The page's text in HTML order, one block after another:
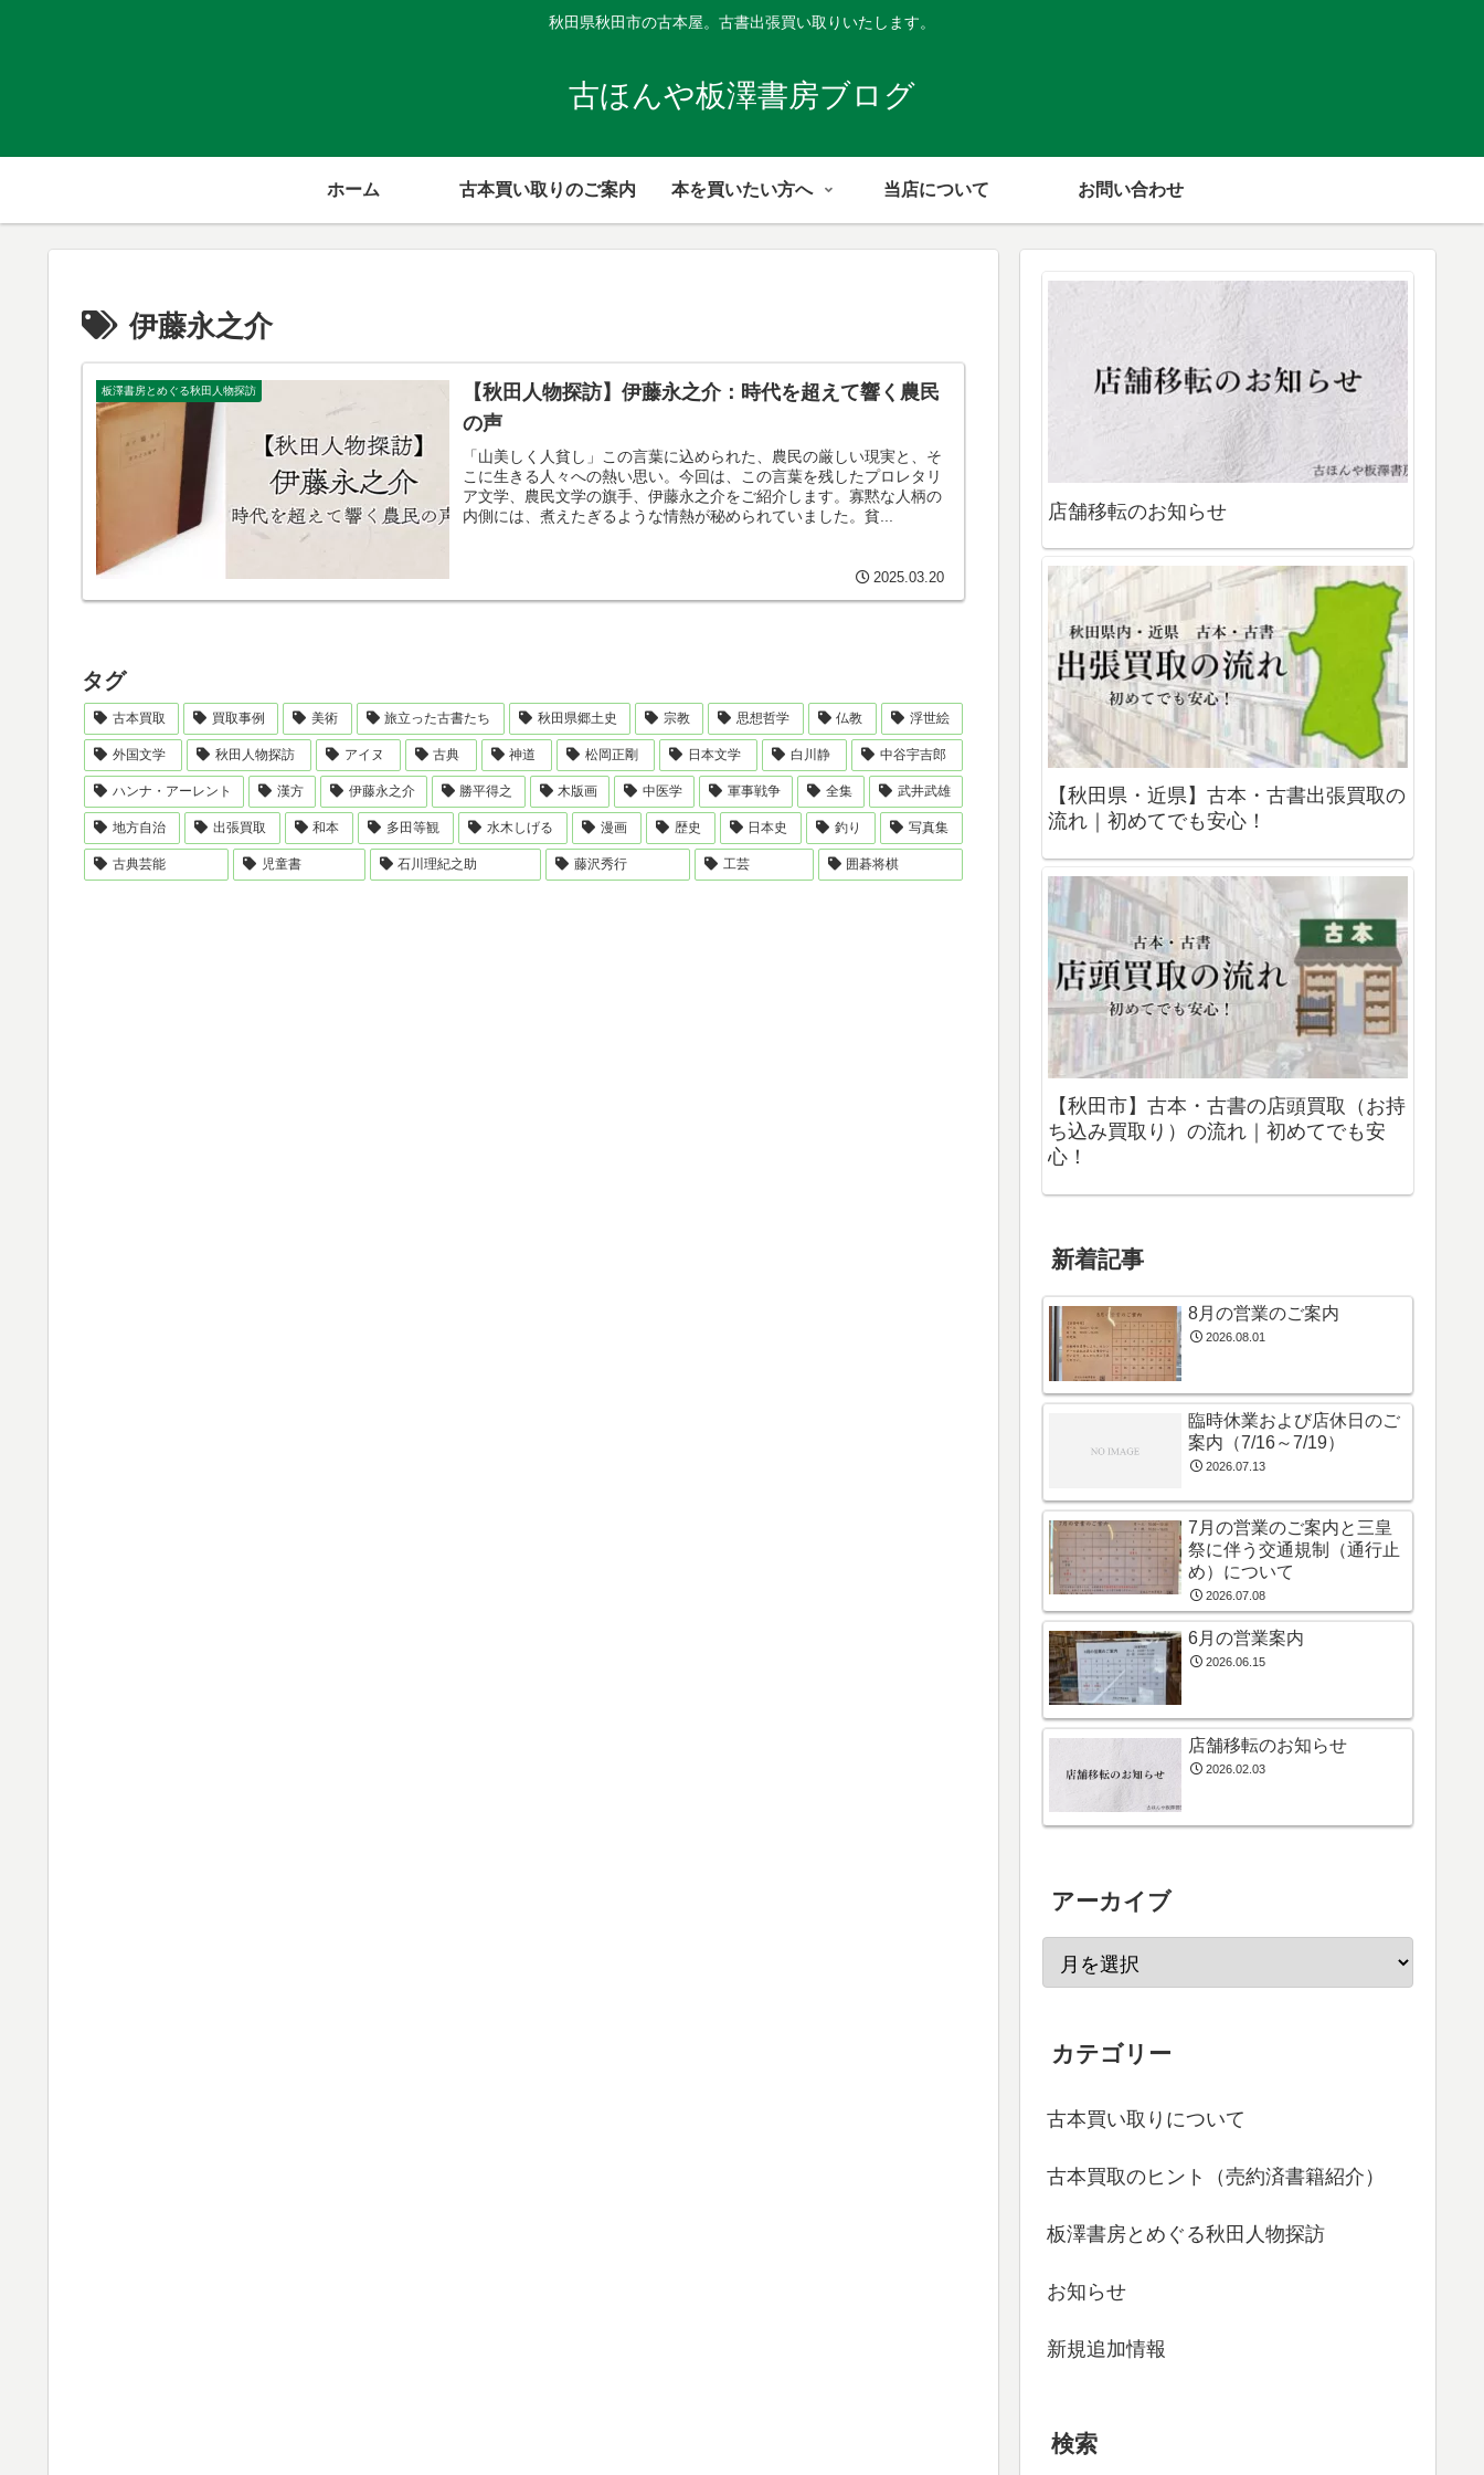
秋田県秋田市の古本屋。古書出張買い取りいたします。
古ほんや板澤書房ブログ
ホーム 古本買い取りのご案内 本を買いたい方へ 当店について お問い合わせ
伊藤永之介
板澤書房とめぐる秋田人物探訪
【秋田人物探訪】伊藤永之介：時代を超えて響く農民
の声
「山美しく人貧し」この言葉に込められた、農民の厳しい現実と、そ
こに生きる人々への熱い思い。今回は、この言葉を残したプロレタリ
ア文学、農民文学の旗手、伊藤永之介をご紹介します。寡黙な人柄の
内側には、煮えたぎるような情熱が秘められていました。貧...
2025.03.20
タグ
古本買取 買取事例 美術 旅立った古書たち 秋田県郷土史 宗教 思想哲学 仏教 浮世絵
外国文学 秋田人物探訪 アイヌ 古典 神道 松岡正剛 日本文学 白川静 中谷宇吉郎
ハンナ・アーレント 漢方 伊藤永之介 勝平得之 木版画 中医学 軍事戦争 全集 武井武雄
地方自治 出張買取 和本 多田等観 水木しげる 漫画 歴史 日本史 釣り 写真集
古典芸能 児童書 石川理紀之助 藤沢秀行 工芸 囲碁将棋
店舗移転のお知らせ
【秋田県・近県】古本・古書出張買取の
流れ｜初めてでも安心！
【秋田市】古本・古書の店頭買取（お持
ち込み買取り）の流れ｜初めてでも安
心！
新着記事
8月の営業のご案内
2026.08.01
臨時休業および店休日のご
案内（7/16～7/19）
2026.07.13
7月の営業のご案内と三皇
祭に伴う交通規制（通行止
め）について
2026.07.08
6月の営業案内
2026.06.15
店舗移転のお知らせ
2026.02.03
アーカイブ
カテゴリー
古本買い取りについて
古本買取のヒント（売約済書籍紹介）
板澤書房とめぐる秋田人物探訪
お知らせ
新規追加情報
検索